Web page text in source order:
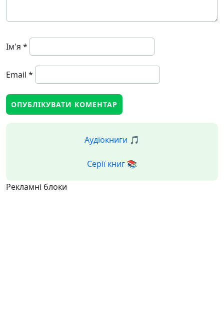
Ім'я *
Email *
Аудіокниги 🎵
Серії книг 📚
Рекламні блоки